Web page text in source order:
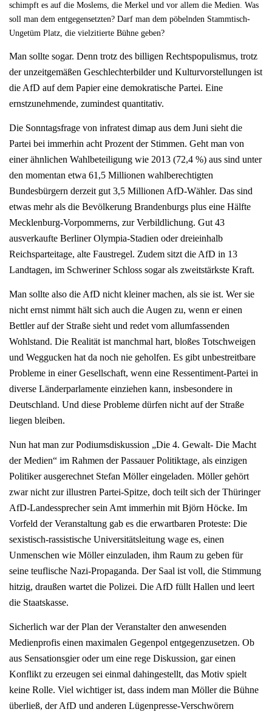
schimpft es auf die Moslems, die Merkel und vor allem die Medien. Was
soll man dem entgegensetzten? Darf man dem pöbelnden Stammtisch-
Ungetüm Platz, die vielzitierte Bühne geben?
Man sollte sogar. Denn trotz des billigen Rechtspopulismus, trotz
der unzeitgemäßen Geschlechterbilder und Kulturvorstellungen ist
die AfD auf dem Papier eine demokratische Partei. Eine
ernstzunehmende, zumindest quantitativ.
Die Sonntagsfrage von infratest dimap aus dem Juni sieht die
Partei bei immerhin acht Prozent der Stimmen. Geht man von
einer ähnlichen Wahlbeteiligung wie 2013 (72,4 %) aus sind unter
den momentan etwa 61,5 Millionen wahlberechtigten
Bundesbürgern derzeit gut 3,5 Millionen AfD-Wähler. Das sind
etwas mehr als die Bevölkerung Brandenburgs plus eine Hälfte
Mecklenburg-Vorpommerns, zur Verbildlichung. Gut 43
ausverkaufte Berliner Olympia-Stadien oder dreieinhalb
Reichsparteitage, alte Faustregel. Zudem sitzt die AfD in 13
Landtagen, im Schweriner Schloss sogar als zweitstärkste Kraft.
Man sollte also die AfD nicht kleiner machen, als sie ist. Wer sie
nicht ernst nimmt hält sich auch die Augen zu, wenn er einen
Bettler auf der Straße sieht und redet vom allumfassenden
Wohlstand. Die Realität ist manchmal hart, bloßes Totschweigen
und Weggucken hat da noch nie geholfen. Es gibt unbestreitbare
Probleme in einer Gesellschaft, wenn eine Ressentiment-Partei in
diverse Länderparlamente einziehen kann, insbesondere in
Deutschland. Und diese Probleme dürfen nicht auf der Straße
liegen bleiben.
Nun hat man zur Podiumsdiskussion „Die 4. Gewalt- Die Macht
der Medien“ im Rahmen der Passauer Politiktage, als einzigen
Politiker ausgerechnet Stefan Möller eingeladen. Möller gehört
zwar nicht zur illustren Partei-Spitze, doch teilt sich der Thüringer
AfD-Landessprecher sein Amt immerhin mit Björn Höcke. Im
Vorfeld der Veranstaltung gab es die erwartbaren Proteste: Die
sexistisch-rassistische Universitätsleitung wage es, einen
Unmenschen wie Möller einzuladen, ihm Raum zu geben für
seine teuflische Nazi-Propaganda. Der Saal ist voll, die Stimmung
hitzig, draußen wartet die Polizei. Die AfD füllt Hallen und leert
die Staatskasse.
Sicherlich war der Plan der Veranstalter den anwesenden
Medienprofis einen maximalen Gegenpol entgegenzusetzen. Ob
aus Sensationsgier oder um eine rege Diskussion, gar einen
Konflikt zu erzeugen sei einmal dahingestellt, das Motiv spielt
keine Rolle. Viel wichtiger ist, dass indem man Möller die Bühne
überließ, der AfD und anderen Lügenpresse-Verschwörern